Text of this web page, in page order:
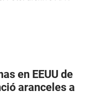
en EEUU de
aranceles a